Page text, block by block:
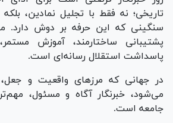
تاریخی؛ نه فقط با تجلیل نمادین،
سنگینی که این حرفه بر دوش دارد.
پشتیبانی ساختارمند، آموزش
پاسداشت استقلال رسانه‌ای است.
در جهانی که مرز‌های واقعیت و جعل،
می‌شود، خبرنگار آگاه و مسئول،
جامعه است.